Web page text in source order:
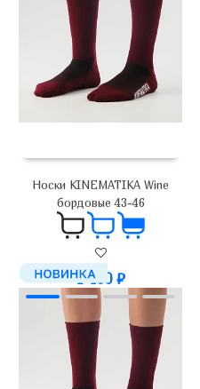
Носки KINEMATIKA Wine
бордовые 43-46
1 400₽